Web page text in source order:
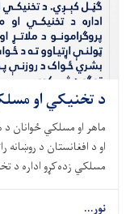
د تخنیکي او
ماهر او مسلکي ځوانان
او د افغانستان د
مسلکي زده‌کړو اداره د
نور...